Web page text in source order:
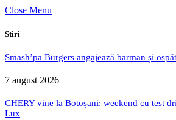
Close Menu
Stiri
Smash’pa Burgers angajează barman și
7 august 2026
CHERY vine la Botoșani: weekend cu test
Lux